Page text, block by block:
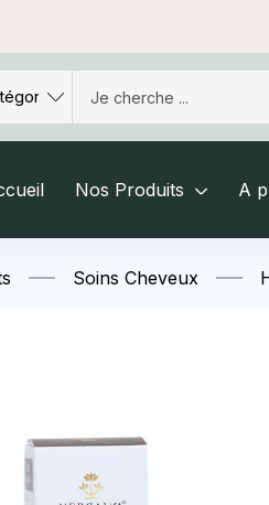
Nos Produits A
Soins Cheveux